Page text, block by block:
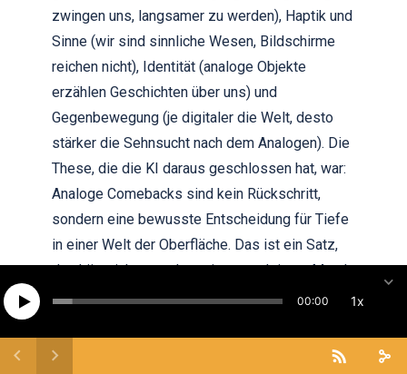
zwingen uns, langsamer zu werden), Haptik und
Sinne (wir sind sinnliche Wesen, Bildschirme
reichen nicht), Identität (analoge Objekte
erzählen Geschichten über uns) und
Gegenbewegung (je digitaler die Welt, desto
stärker die Sehnsucht nach dem Analogen). Die
These, die die KI daraus geschlossen hat, war:
Analoge Comebacks sind kein Rückschritt,
sondern eine bewusste Entscheidung für Tiefe
in einer Welt der Oberfläche. Das ist ein Satz,
den hätte ich normalerweise aus deinem Mund
gehört, Tilo.
[31:17] Tilo Wagner: Vielleicht bin ich ja auch
eine KI, wer weiß das schon. Und da bricht die
00:00 1x